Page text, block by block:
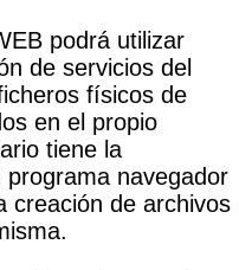
podrá utilizar
de servicios del
físicos de
en el propio
tiene la
programa navegador
creación de archivos